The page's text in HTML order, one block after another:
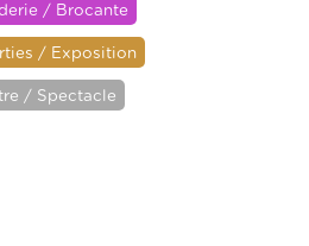
/ Brocante
/ Exposition
/ Spectacle